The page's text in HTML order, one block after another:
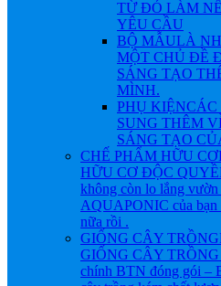
TỪ ĐÓ LÀM
YÊU CẦU
BỘ MẪULÀ
MỘT CHỦ ĐỀ
SÁNG TẠO
MÌNH.
PHỤ KIỆNCÁC
SUNG THÊM
SÁNG TẠO
CHẾ PHẨM HỮU CƠ
HỮU CƠ ĐỘC
không còn lo lắng
AQUAPONIC của bạn
nữa rồi .
GIỐNG CÂY TRỒNG
GIỐNG CÂY TRỒNG
chính BTN đóng gói –